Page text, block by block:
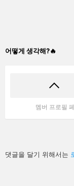
어떻게 생각해?🔥
멤버 프로필
답
글
댓글을 달기 위해서는